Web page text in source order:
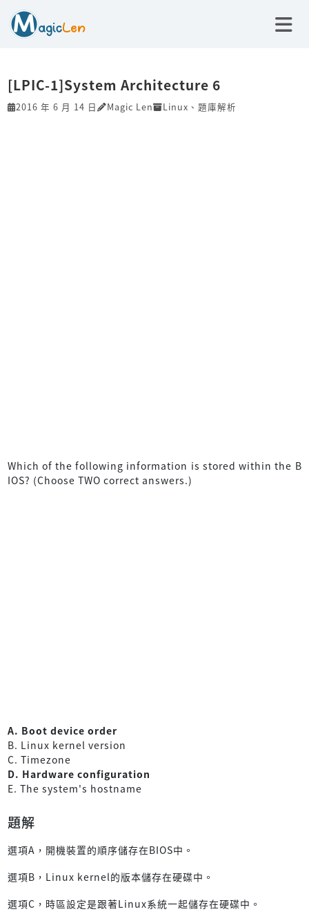
[LPIC-1]System Architecture 6
2016 年 6 月 14 日 Magic Len Linux 、 題庫解析
Which of the following information is stored within the B
IOS? (Choose TWO correct answers.)
A. Boot device order
B. Linux kernel version
C. Timezone
D. Hardware configuration
E. The system's hostname
題解
選項A，開機裝置的順序儲存在BIOS中。
選項B，Linux kernel的版本儲存在硬碟中。
選項C，時區設定是跟著Linux系統一起儲存在硬碟中。